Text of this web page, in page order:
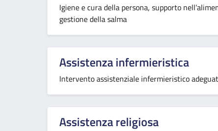
Igiene e cura della persona, supporto
gestione della salma
Assistenza infermieristica
Intervento assistenziale infermieristico
Assistenza religiosa